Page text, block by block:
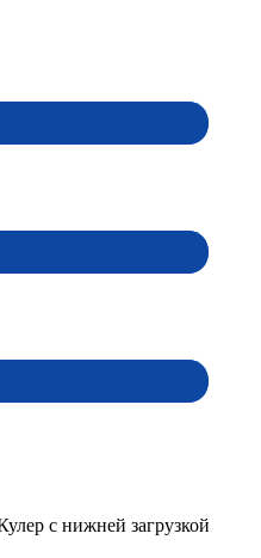
с нижней загрузкой